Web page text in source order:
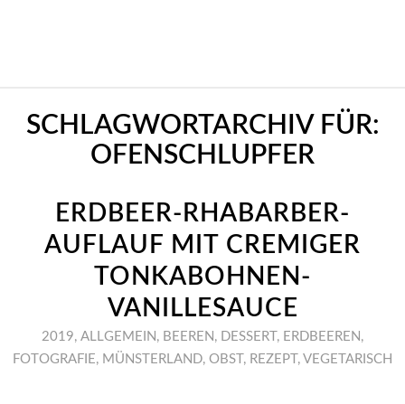
SCHLAGWORTARCHIV FÜR:
OFENSCHLUPFER
ERDBEER-RHABARBER-
AUFLAUF MIT CREMIGER
TONKABOHNEN-
VANILLESAUCE
2019, ALLGEMEIN , BEEREN , DESSERT , ERDBEEREN ,
FOTOGRAFIE, MÜNSTERLAND, OBST , REZEPT , VEGETARISCH